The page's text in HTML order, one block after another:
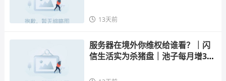
13天前
服务器在境外你维权给谁看？｜闪
信生活实为杀猪盘｜池子每月增3